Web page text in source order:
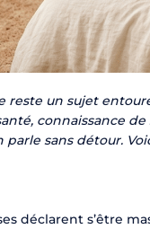
un sujet
connaissance
sans détour.
déclarent s’être